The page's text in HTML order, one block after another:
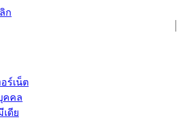
ก
ร์เน็ต
คคล
ดีย